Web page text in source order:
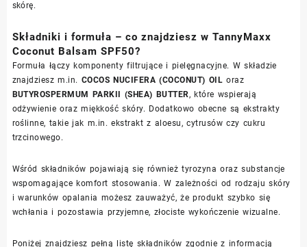
skórę.
Składniki i formuła – co znajdziesz w TannyMaxx
Coconut Balsam SPF50?
Formuła łączy komponenty filtrujące i pielęgnacyjne. W składzie
znajdziesz m.in. COCOS NUCIFERA (COCONUT) OIL oraz
BUTYROSPERMUM PARKII (SHEA) BUTTER, które wspierają
odżywienie oraz miękkość skóry. Dodatkowo obecne są ekstrakty
roślinne, takie jak m.in. ekstrakt z aloesu, cytrusów czy cukru
trzcinowego.
Wśród składników pojawiają się również tyrozyna oraz substancje
wspomagające komfort stosowania. W zależności od rodzaju skóry
i warunków opalania możesz zauważyć, że produkt szybko się
wchłania i pozostawia przyjemne, złociste wykończenie wizualne.
Poniżej znajdziesz pełną listę składników zgodnie z informacją